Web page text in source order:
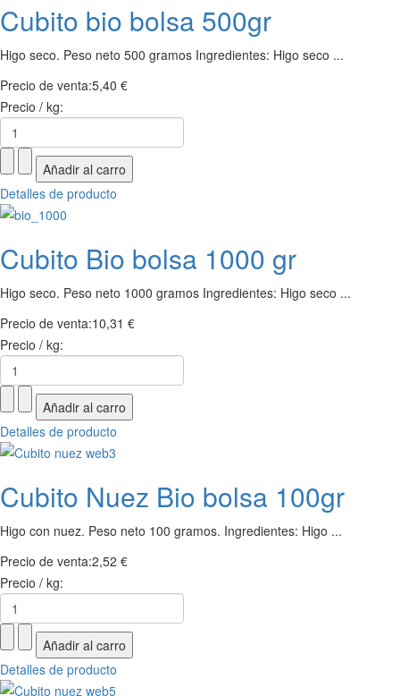
Cubito bio bolsa 500gr
Higo seco. Peso neto 500 gramos Ingredientes: Higo seco ...
Precio de venta:5,40 €
Precio / kg:
Detalles de producto
Cubito Bio bolsa 1000 gr
Higo seco. Peso neto 1000 gramos Ingredientes: Higo seco ...
Precio de venta:10,31 €
Precio / kg:
Detalles de producto
Cubito Nuez Bio bolsa 100gr
Higo con nuez. Peso neto 100 gramos. Ingredientes: Higo ...
Precio de venta:2,52 €
Precio / kg:
Detalles de producto